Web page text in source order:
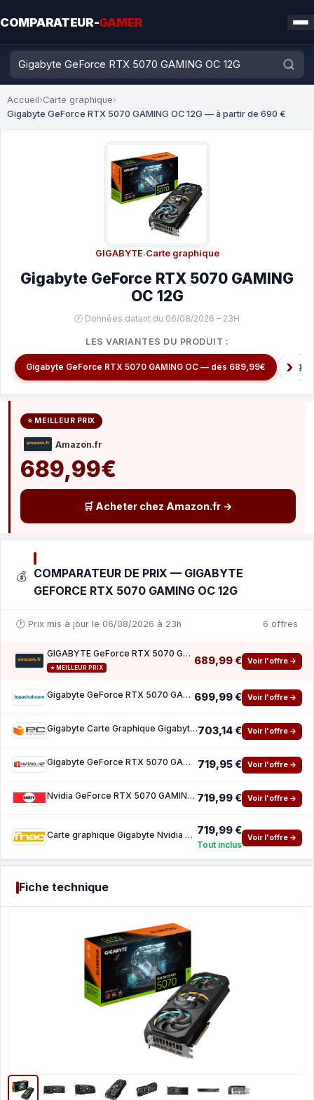
COMPARATEUR-GAMER
Accueil›Carte graphique›
Gigabyte GeForce RTX 5070 GAMING OC 12G — à partir de 690 €
GIGABYTE·Carte graphique
Gigabyte GeForce RTX 5070 GAMING
OC 12G
🕐 Données datant du 06/08/2026 – 23H
LES VARIANTES DU PRODUIT :
Gigabyte GeForce RTX 5070 GAMING OC — dès 689,99€
⭐ MEILLEUR PRIX
Amazon.fr
689,99€
🛒 Acheter chez Amazon.fr →
💰 COMPARATEUR DE PRIX — GIGABYTE
GEFORCE RTX 5070 GAMING OC 12G
🕐 Prix mis à jour le 06/08/2026 à 23h 6 offres
GIGABYTE GeForce RTX 5070 Gaming OC 12G Carte Graphique - 12 Go GDDR7, 192 Bits, PCI-E 5.0
⭐ MEILLEUR PRIX
689,99 € Voir l'offre →
Gigabyte GeForce RTX 5070 GAMING OC 699,99 € Voir l'offre →
Gigabyte Carte Graphique Gigabyte GeForce RTX 5070 GAMING OC 12GB GDDR7 Reflex 2 RTX AI DL703,14 € Voir l'offre →
Gigabyte GeForce RTX 5070 GAMING OC 12G 719,95 € Voir l'offre →
Nvidia GeForce RTX 5070 GAMING OC 12G 719,99 € Voir l'offre →
Carte graphique Gigabyte Nvidia GeForce RTX 5070 GAMING OC 12G 719,99 €
Tout inclus
Voir l'offre →
Fiche technique